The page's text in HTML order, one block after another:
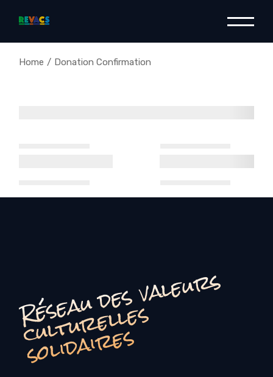
Home Donation Confirmation
R
é
s
e
a
u
d
e
s
v
a
l
e
u
r
s
c
u
l
t
u
r
e
l
l
e
s
s
o
li
d
ai
r
e
s